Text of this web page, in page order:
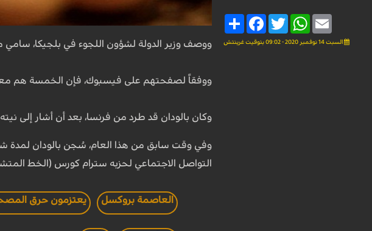
Share
FacebookTwitter
WhatsAppEmail
السبت 14 نوفمبر 2020 - 09:02 بتوقيت غرينتش ووصف وزير الدولة لشؤون اللجوء في بلجيكا، سامي
ووفقاً لصفحتهم على فيسبوك، فإن الخمسة هم
وكان بالودان قد طرد من فرنسا، بعد أن أشار إلى
وفي وقت سابق من هذا العام، سُجن بالودان لمدة
التواصل الاجتماعي لحزبه سترام كورس (الخط
العاصمة بروكسل يعتزمون حرق